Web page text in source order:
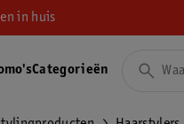
in huis
Categorieën